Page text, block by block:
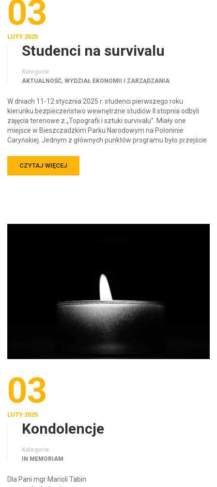
03
LUTY 2025
Studenci na survivalu
Kategorie
AKTUALNOŚĆ, WYDZIAŁ EKONOMII I ZARZĄDZANIA
W dniach 11-12 stycznia 2025 r. studenci pierwszego roku
kierunku bezpieczeństwo wewnętrzne studiów II stopnia odbyli
zajęcia terenowe z „Topografii i sztuki survivalu”. Miały one
miejsce w Bieszczadzkim Parku Narodowym na Połoninie
Caryńskiej. Jednym z głównych punktów programu było przejście
CZYTAJ WIĘCEJ
03
LUTY 2025
Kondolencje
Kategorie
IN MEMORIAM
Dla Pani mgr Marioli Tabin